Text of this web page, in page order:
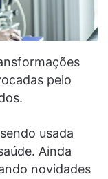
pelo
usada
Ainda
novidades